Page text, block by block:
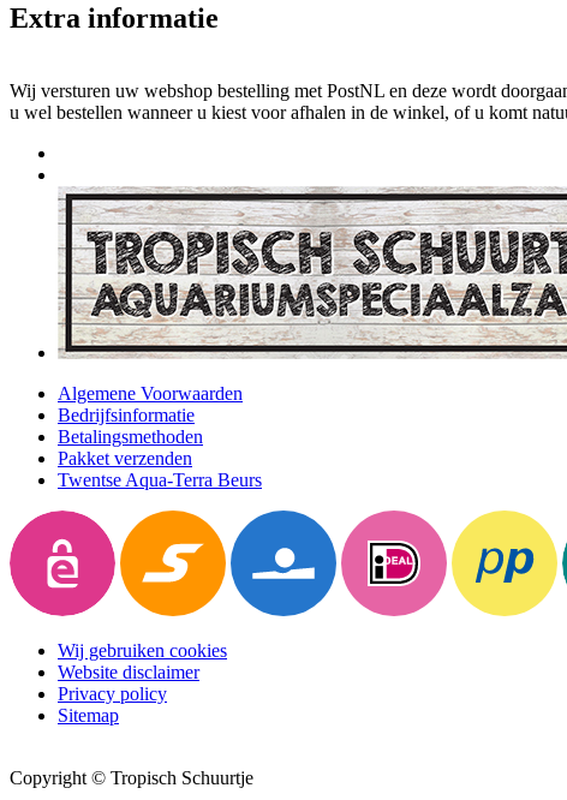
Extra informatie
Wij versturen uw webshop bestelling met PostNL en deze wordt
u wel bestellen wanneer u kiest voor afhalen in de winkel, of u komt
Algemene Voorwaarden
Bedrijfsinformatie
Betalingsmethoden
Pakket verzenden
Twentse Aqua-Terra Beurs
Wij gebruiken cookies
Website disclaimer
Privacy policy
Sitemap
Copyright © Tropisch Schuurtje